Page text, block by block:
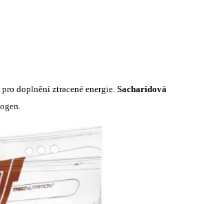
pro doplnění ztracené energie. Sacharidová